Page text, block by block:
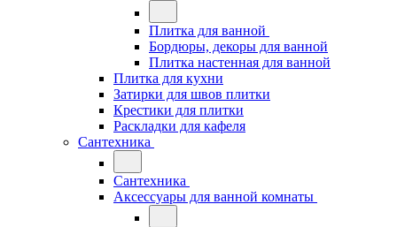
Плитка для ванной
Бордюры, декоры для ванной
Плитка настенная для ванной
Плитка для кухни
Затирки для швов плитки
Крестики для плитки
Раскладки для кафеля
Сантехника
Сантехника
Аксессуары для ванной комнаты